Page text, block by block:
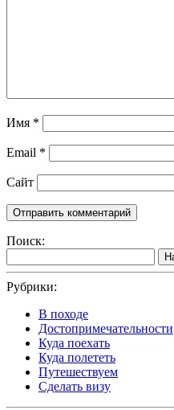
Имя *
Email *
Сайт
Поиск:
Рубрики:
В походе
Достопримечательности
Куда поехать
Куда полететь
Путешествуем
Сделать визу